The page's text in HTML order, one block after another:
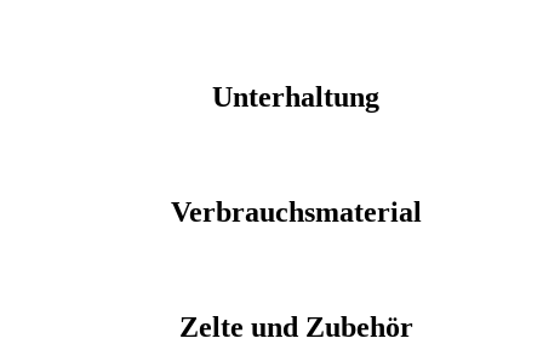
Unterhaltung
Verbrauchsmaterial
Zelte und Zubehör